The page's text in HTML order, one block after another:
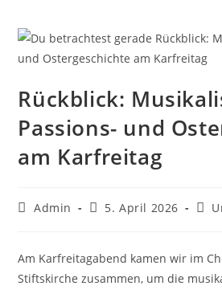
Rückblick:
Passions- und
am Karfreitag
Beitrags-
Admin
Beitrag
5. April 2026
Am Karfreitagabend kamen wir im
Stiftskirche zusammen, um die